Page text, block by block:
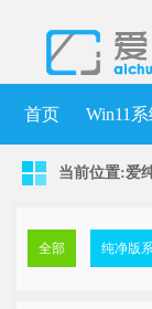
首页 Win11
当前位置:爱
全部 纯净版